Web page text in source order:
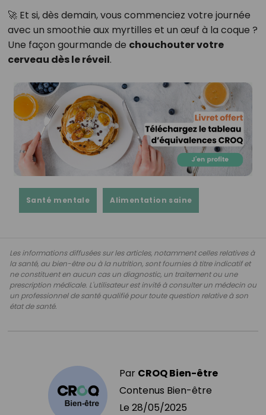
🚀 Et si, dès demain, vous commenciez votre journée
avec un smoothie aux myrtilles et un œuf à la coque ?
Une façon gourmande de chouchouter votre
cerveau dès le réveil.
Santé mentale Alimentation saine
Les informations diffusées sur les articles, notamment celles relatives à
la santé, au bien-être ou à la nutrition, sont fournies à titre indicatif et
ne constituent en aucun cas un diagnostic, un traitement ou une
prescription médicale. L'utilisateur est invité à consulter un médecin ou
un professionnel de santé qualifié pour toute question relative à son
état de santé.
Par CROQ Bien-être
Contenus Bien-être
Le 28/05/2025